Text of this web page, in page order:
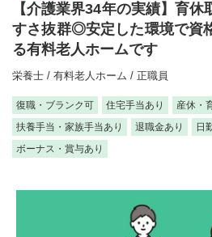
【介護業界34年の実績】育
すさ抜群◎安定した環境で資
る有料老人ホームです
栄養士 / 有料老人ホーム / 正職員
復職・ブランク可 住宅手当あり
産休・
扶養手当・家族手当あり
退職金あり
日
ボーナス・賞与あり